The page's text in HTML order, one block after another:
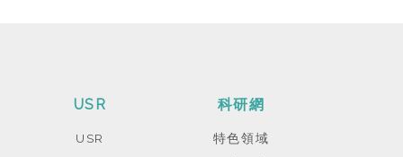
USR
USR
科研網
特色領域